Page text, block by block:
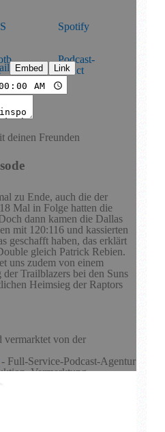
Spotify
Podcast­
addict
Embed Link
deinen Freunden
zu Ende, auch die der
Mal in Folge hatten die
dann kamen die Dallas
mit 120:116 und kassierten
geschafft haben, das erklärt
gleich Patrick Rebien.
uns zudem von einem
Trailblazers bei den Suns
Heimsieg der Raptors
vermarktet von der
- Full-Service-Podcast-Agentur
Vermarktung,